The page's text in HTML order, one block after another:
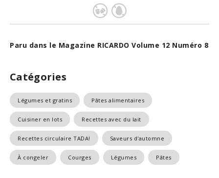
Paru dans le Magazine RICARDO Volume 12 Numéro 8
Catégories
Légumes et gratins Pâtes alimentaires
Cuisiner en lots Recettes avec du lait
Recettes circulaire TADA! Saveurs d'automne
À congeler Courges Légumes Pâtes